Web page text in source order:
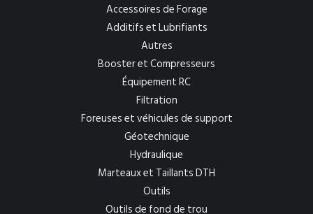
Accessoires de Forage
Additifs et Lubrifiants
Autres
Booster et Compresseurs
Équipement RC
Filtration
Foreuses et véhicules de support
Géotechnique
Hydraulique
Marteaux et Taillants DTH
Outils
Outils de fond de trou